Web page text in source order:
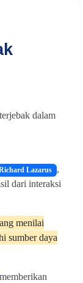
dalam
Lazarus ,
dari interaksi
menilai
sumber daya